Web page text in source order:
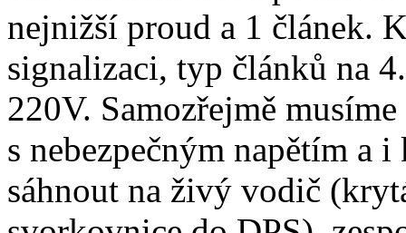
nejnižší proud a 1 článek.
signalizaci, typ článků na
220V. Samozřejmě
s nebezpečným napětím a i
sáhnout na živý vodič